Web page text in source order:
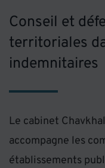
Conseil et
territoriales
indemnitaires
Le cabinet
accompagne les
établissements